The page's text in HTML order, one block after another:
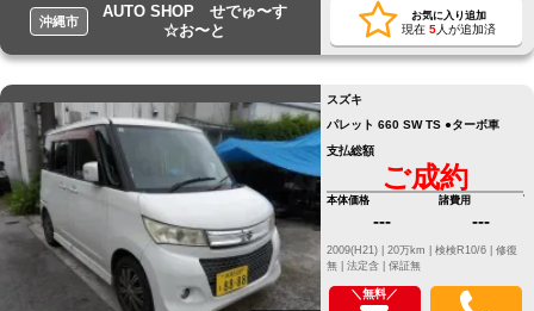
沖縄市
AUTO SHOP せでゅ〜す
☆お〜と
お気に入り追加
現在 5人が追加済
スズキ
パレット 660 SW TS ●ターボ車
支払総額
ご成約
本体価格
---
諸費用
---
修復
無 | 法定含 | 保証無
＼無料／